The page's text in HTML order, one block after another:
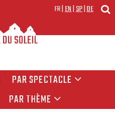
FR|EN|SP|DE
PAR SPECTACLE
PAR THÈME